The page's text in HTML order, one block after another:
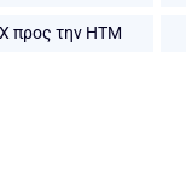
προς την HTM